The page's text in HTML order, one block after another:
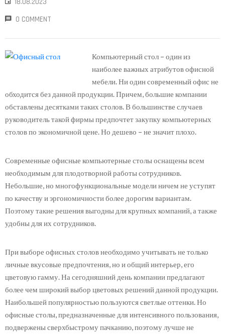
0 COMMENT
Компьютерный стол – один из
наиболее важных атрибутов офисной
мебели. Ни один современный офис не
обходится без данной продукции. Причем, большие компании
обставлены десятками таких столов. В большинстве случаев
руководитель такой фирмы предпочтет закупку компьютерных
столов по экономичной цене. Но дешево – не значит плохо.
Современные офисные компьютерные столы оснащены всем
необходимым для плодотворной работы сотрудников.
Небольшие, но многофункциональные модели ничем не уступят
по качеству и эргономичности более дорогим вариантам.
Поэтому такие решения выгодны для крупных компаний, а также
удобны для их сотрудников.
При выборе офисных столов необходимо учитывать не только
личные вкусовые предпочтения, но и общий интерьер, его
цветовую гамму. На сегодняшний день компании предлагают
более чем широкий выбор цветовых решений данной продукции.
Наибольшей популярностью пользуются светлые оттенки. Но
офисные столы, предназначенные для интенсивного пользования,
подвержены сверхбыстрому пачканию, поэтому лучше не